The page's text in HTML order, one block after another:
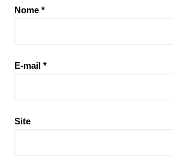
Nome *
E-mail *
Site